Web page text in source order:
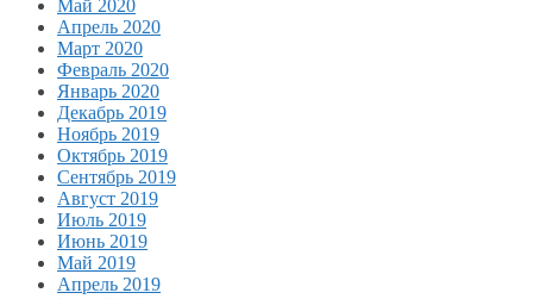
Май 2020
Апрель 2020
Март 2020
Февраль 2020
Январь 2020
Декабрь 2019
Ноябрь 2019
Октябрь 2019
Сентябрь 2019
Август 2019
Июль 2019
Июнь 2019
Май 2019
Апрель 2019